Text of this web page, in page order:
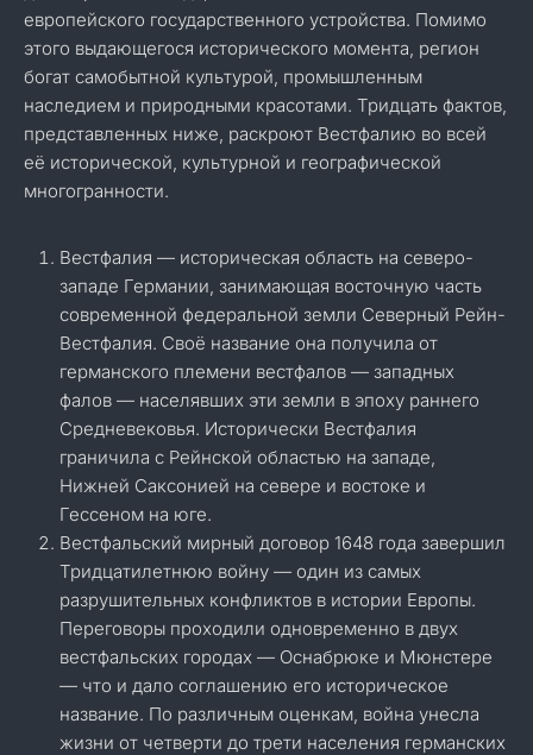
европейского государственного устройства. Помимо
этого выдающегося исторического момента, регион
богат самобытной культурой, промышленным
наследием и природными красотами. Тридцать фактов,
представленных ниже, раскроют Вестфалию во всей
её исторической, культурной и географической
многогранности.
Вестфалия — историческая область на северо-
западе Германии, занимающая восточную часть
современной федеральной земли Северный Рейн-
Вестфалия. Своё название она получила от
германского племени вестфалов — западных
фалов — населявших эти земли в эпоху раннего
Средневековья. Исторически Вестфалия
граничила с Рейнской областью на западе,
Нижней Саксонией на севере и востоке и
Гессеном на юге.
Вестфальский мирный договор 1648 года завершил
Тридцатилетнюю войну — один из самых
разрушительных конфликтов в истории Европы.
Переговоры проходили одновременно в двух
вестфальских городах — Оснабрюке и Мюнстере
— что и дало соглашению его историческое
название. По различным оценкам, война унесла
жизни от четверти до трети населения германских